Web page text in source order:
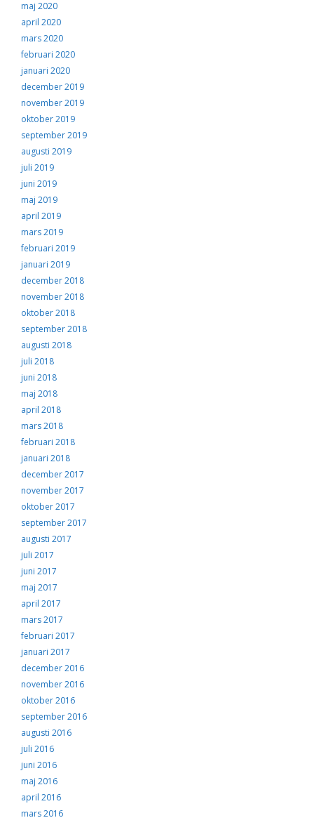
maj 2020
april 2020
mars 2020
februari 2020
januari 2020
december 2019
november 2019
oktober 2019
september 2019
augusti 2019
juli 2019
juni 2019
maj 2019
april 2019
mars 2019
februari 2019
januari 2019
december 2018
november 2018
oktober 2018
september 2018
augusti 2018
juli 2018
juni 2018
maj 2018
april 2018
mars 2018
februari 2018
januari 2018
december 2017
november 2017
oktober 2017
september 2017
augusti 2017
juli 2017
juni 2017
maj 2017
april 2017
mars 2017
februari 2017
januari 2017
december 2016
november 2016
oktober 2016
september 2016
augusti 2016
juli 2016
juni 2016
maj 2016
april 2016
mars 2016